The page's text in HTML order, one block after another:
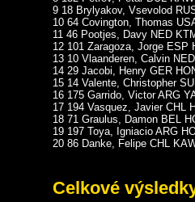
9 18 Brylyakov, Vsevolod
10 64 Covington, Thomas
11 46 Pootjes, Davy NED
12 101 Zaragoza, Jorge ESP
13 10 Vlaanderen, Calvin
14 29 Jacobi, Henry GER
15 14 Valente, Christopher
16 175 Garrido, Victor ARG
17 194 Vasquez, Javier CHL
18 71 Graulus, Damon BEL
19 197 Toya, Igniacio ARG
20 86 Danke, Felipe CHL
Celkové